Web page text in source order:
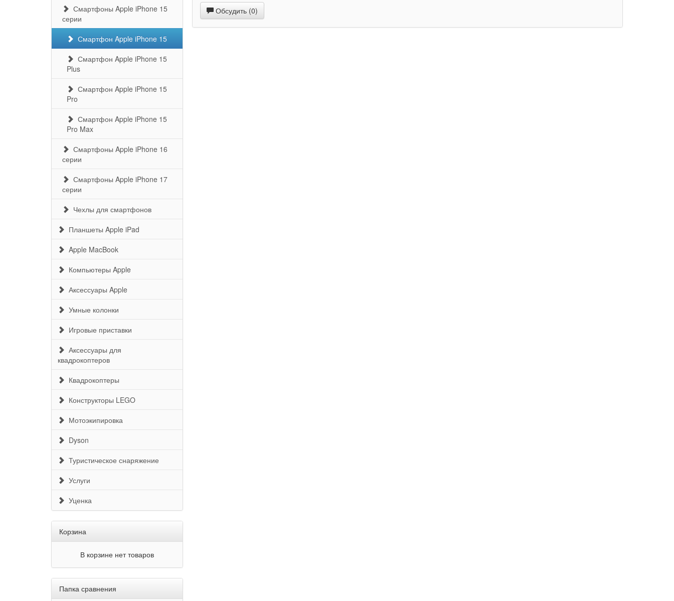
Смартфоны Apple iPhone 15
серии
Смартфон Apple iPhone 15
Смартфон Apple iPhone 15
Plus
Смартфон Apple iPhone 15
Pro
Смартфон Apple iPhone 15
Pro Max
Смартфоны Apple iPhone 16
серии
Смартфоны Apple iPhone 17
серии
Чехлы для смартфонов
Планшеты Apple iPad
Apple MacBook
Компьютеры Apple
Аксессуары Apple
Умные колонки
Игровые приставки
Аксессуары для
квадрокоптеров
Квадрокоптеры
Конструкторы LEGO
Мотоэкипировка
Dyson
Туристическое снаряжение
Услуги
Уценка
Корзина
В корзине нет товаров
Папка сравнения
Обсудить (0)